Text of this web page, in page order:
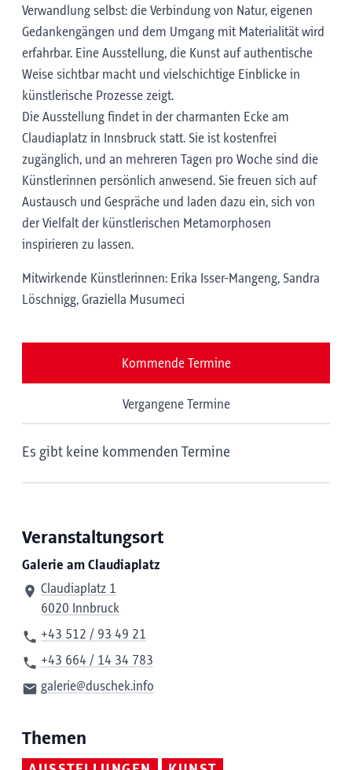
Verwandlung selbst: die Verbindung von Natur, eigenen
Gedankengängen und dem Umgang mit Materialität wird
erfahrbar. Eine Ausstellung, die Kunst auf authentische
Weise sichtbar macht und vielschichtige Einblicke in
künstlerische Prozesse zeigt.
Die Ausstellung findet in der charmanten Ecke am
Claudiaplatz in Innsbruck statt. Sie ist kostenfrei
zugänglich, und an mehreren Tagen pro Woche sind die
Künstlerinnen persönlich anwesend. Sie freuen sich auf
Austausch und Gespräche und laden dazu ein, sich von
der Vielfalt der künstlerischen Metamorphosen
inspirieren zu lassen.
Mitwirkende Künstlerinnen: Erika Isser-Mangeng, Sandra
Löschnigg, Graziella Musumeci
Kommende Termine
Vergangene Termine
Es gibt keine kommenden Termine
Veranstaltungsort
Galerie am Claudiaplatz
Claudiaplatz 1
6020 Innbruck
+43 512 / 93 49 21
+43 664 / 14 34 783
galerie@duschek.info
Themen